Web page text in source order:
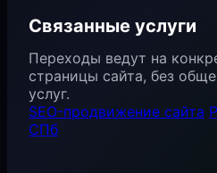
Связанные услуги
Переходы ведут на
страницы сайта, без
услуг.
SEO-продвижение сайта
СПб